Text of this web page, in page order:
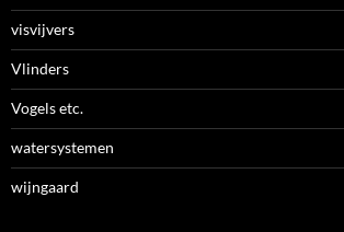
visvijvers
Vlinders
Vogels etc.
watersystemen
wijngaard